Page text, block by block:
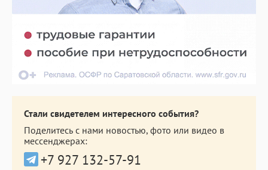
Стали свидетелем интересного события?
Поделитесь с нами новостью, фото или видео в
мессенджерах:
+7 927 132-57-91